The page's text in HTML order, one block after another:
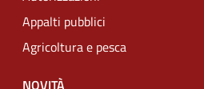
Appalti pubblici
Agricoltura e pesca
NOVITÀ